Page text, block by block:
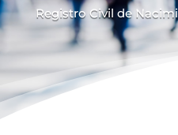
Registro Civil de